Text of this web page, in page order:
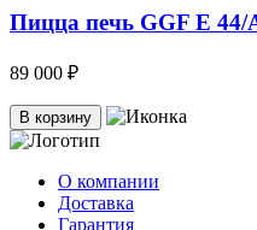
Пицца печь GGF E 44/
89 000 ₽
В корзину
О компании
Доставка
Гарантия